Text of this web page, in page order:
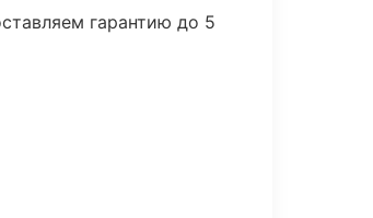
гарантию до 5